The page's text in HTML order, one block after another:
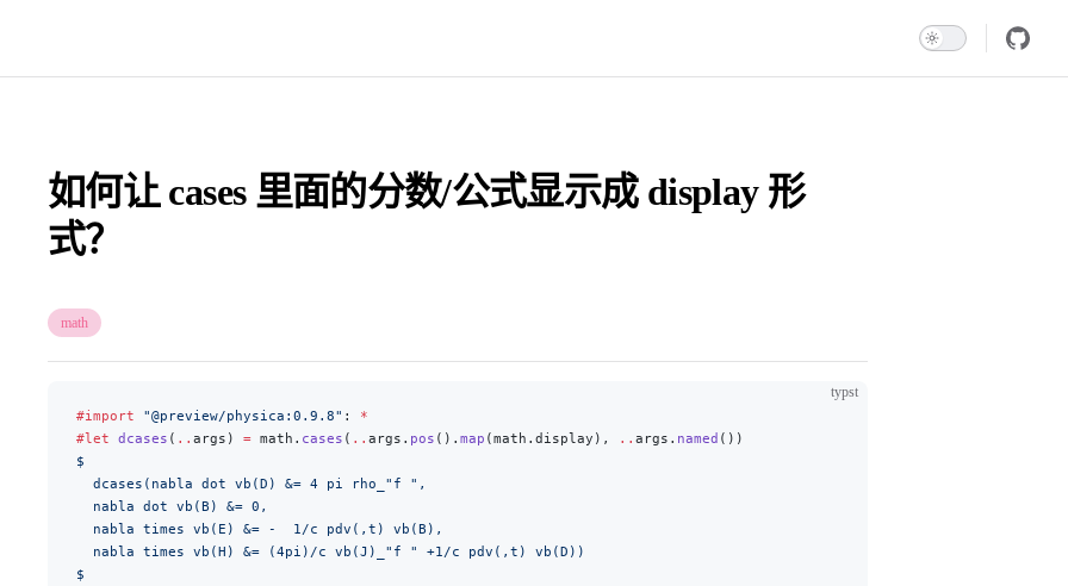
如何让 cases 里面的分数/公式显示成 display 形
式？
math
typst
#import "@preview/physica:0.9.8" : *
#let dcases ( .. args) = math. cases ( .. args. pos (). map (math.display), .. args. named ())
$
  dcases(nabla dot vb(D) &= 4 pi rho_"f ",
  nabla dot vb(B) &= 0,
  nabla times vb(E) &= -  1/c pdv(,t) vb(B),
  nabla times vb(H) &= (4pi)/c vb(J)_"f " +1/c pdv(,t) vb(D))
$